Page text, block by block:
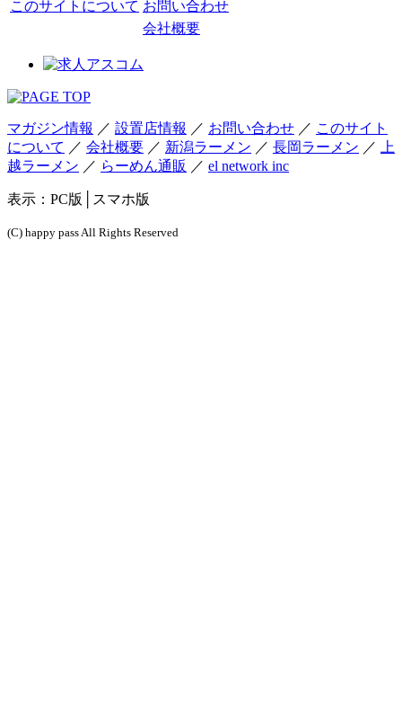
このサイトについて お問い合わせ
会社概要
マガジン情報 ／ 設置店情報 ／ お問い合わせ ／ このサイト
について ／ 会社概要 ／ 新潟ラーメン ／ 長岡ラーメン ／
上
越ラーメン ／ らーめん通販 ／ el network inc
表示： PC版 │スマホ版
(C) happy pass All Rights Reserved